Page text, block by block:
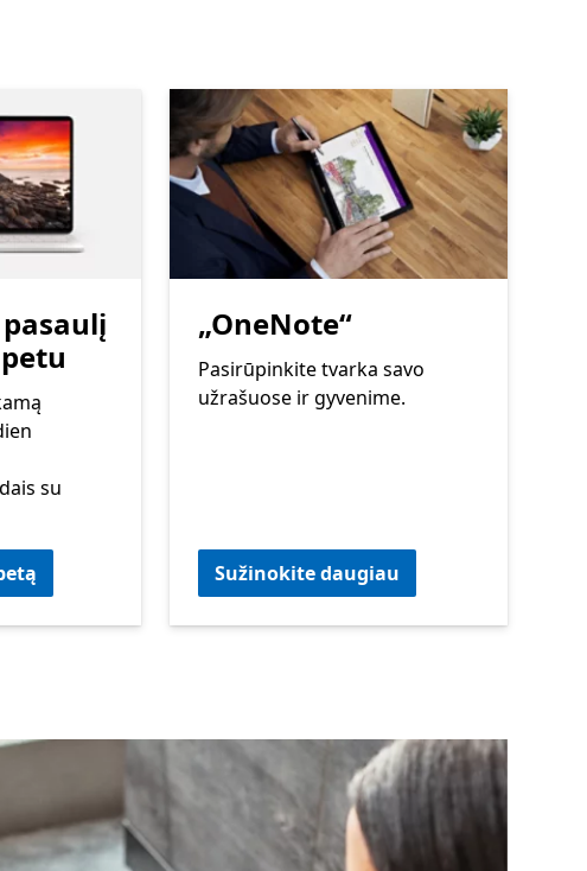
su
„OneNote“
Pasirūpinkite tvarka savo
užrašuose ir gyvenime.
Sužinokite daugiau